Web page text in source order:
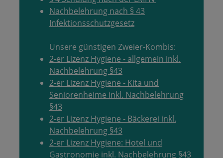
Nachbelehrung nach § 43
Infektionsschutzgesetz
Unsere günstigen Zweier-Kombis:
2-er Lizenz Hygiene - allgemein inkl.
Nachbelehrung §43
2-er Lizenz Hygiene - Kita und
Seniorenheime inkl. Nachbelehrung
§43
2-er Lizenz Hygiene - Bäckerei inkl.
Nachbelehrung §43
2-er Lizenz Hygiene: Hotel und
Gastronomie inkl. Nachbelehrung §43